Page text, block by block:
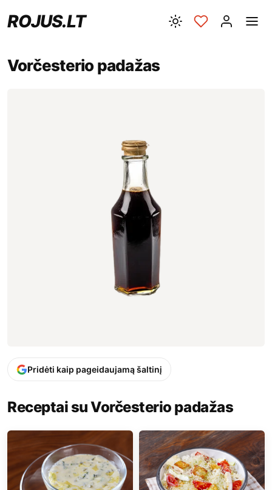
ROJUS.LT
Vorčesterio padažas
Pridėti kaip pageidaujamą šaltinį
Receptai su Vorčesterio padažas